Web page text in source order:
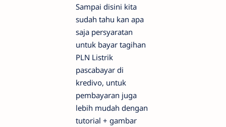
Sampai disini kita
sudah tahu kan apa
saja persyaratan
untuk bayar tagihan
PLN Listrik
pascabayar di
kredivo, untuk
pembayaran juga
lebih mudah dengan
tutorial + gambar